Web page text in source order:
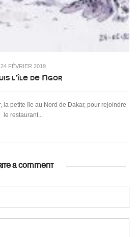
24 FÉVRIER 2019
l’île de Ngor
la petite île au Nord de Dakar, pour rejoindre
le restaurant...
A COMMENT